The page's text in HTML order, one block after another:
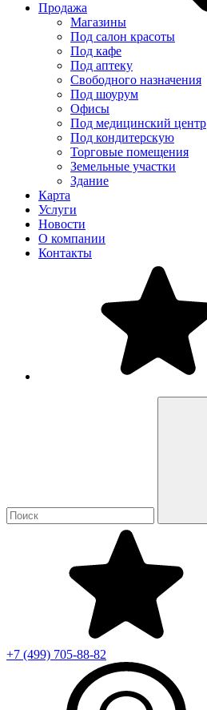
Продажа
Магазины
Под салон красоты
Под кафе
Под аптеку
Свободного назначения
Под шоурум
Офисы
Под медицинский центр
Под кондитерскую
Торговые помещения
Земельные участки
Здание
Карта
Услуги
Новости
О компании
Контакты
+7 (499) 705-88-82